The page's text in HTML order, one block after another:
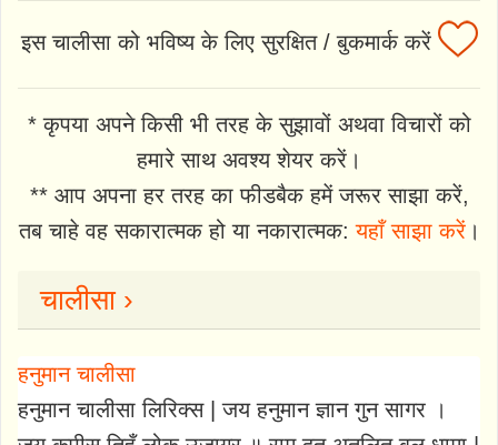
इस चालीसा को भविष्य के लिए सुरक्षित / बुकमार्क करें
* कृपया अपने किसी भी तरह के सुझावों अथवा विचारों को
हमारे साथ अवश्य शेयर करें।
** आप अपना हर तरह का फीडबैक हमें जरूर साझा करें,
तब चाहे वह सकारात्मक हो या नकारात्मक:यहाँ साझा करें।
चालीसा ›
हनुमान चालीसा
हनुमान चालीसा लिरिक्स | जय हनुमान ज्ञान गुन सागर ।